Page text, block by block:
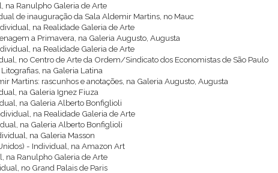
na Ranulpho Galeria de Arte
de inauguração da Sala Aldemir Martins, no Mauc
na Realidade Galeria de Arte
a Primavera, na Galeria Augusto, Augusta
na Realidade Galeria de Arte
no Centro de Arte da Ordem/Sindicato dos Economistas de São Paulo
na Galeria Latina
Martins: rascunhos e anotações, na Galeria Augusto, Augusta
na Galeria Ignez Fiuza
na Galeria Alberto Bonfiglioli
na Realidade Galeria de Arte
na Galeria Alberto Bonfiglioli
na Galeria Masson
- Individual, na Amazon Art
na Ranulpho Galeria de Arte
no Grand Palais de Paris